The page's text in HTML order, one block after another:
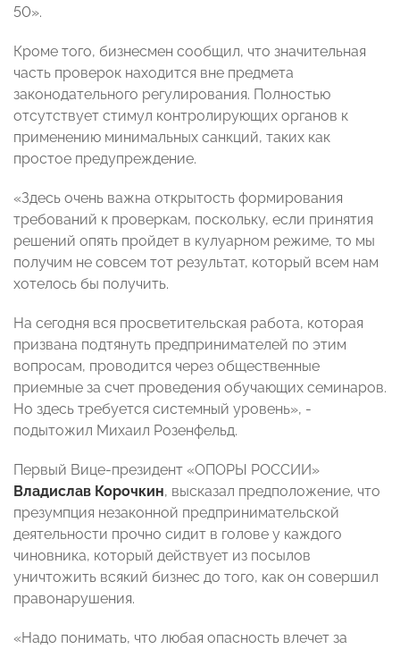
50».
Кроме того, бизнесмен сообщил, что значительная
часть проверок находится вне предмета
законодательного регулирования. Полностью
отсутствует стимул контролирующих органов к
применению минимальных санкций, таких как
простое предупреждение.
«Здесь очень важна открытость формирования
требований к проверкам, поскольку, если принятия
решений опять пройдет в кулуарном режиме, то мы
получим не совсем тот результат, который всем нам
хотелось бы получить.
На сегодня вся просветительская работа, которая
призвана подтянуть предпринимателей по этим
вопросам, проводится через общественные
приемные за счет проведения обучающих семинаров.
Но здесь требуется системный уровень», -
подытожил Михаил Розенфельд.
Первый Вице-президент «ОПОРЫ РОССИИ»
Владислав Корочкин, высказал предположение, что
презумпция незаконной предпринимательской
деятельности прочно сидит в голове у каждого
чиновника, который действует из посылов
уничтожить всякий бизнес до того, как он совершил
правонарушения.
«Надо понимать, что любая опасность влечет за